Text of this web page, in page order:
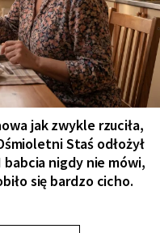
jak zwykle rzuciła,
Staś odłożył
babcia nigdy nie mówi,
się bardzo cicho.